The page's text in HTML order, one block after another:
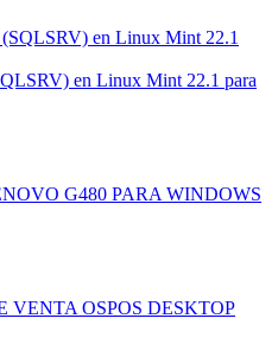
en Linux Mint 22.1 para
G480 PARA WINDOWS